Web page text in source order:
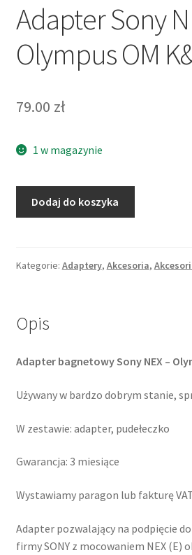
Adapter Sony
Olympus OM
79.00 zł
1 w magazynie
(E)
OM
K&F
Dodaj do koszyka
Kategorie: Adaptery, Akcesoria,
Opis
Adapter bagnetowy Sony NEX –
Używany w bardzo dobrym stanie,
W zestawie: adapter, pudełeczko
Gwarancja: 3 miesiące
Wystawiamy paragon lub fakturę
Adapter pozwalający na podpięcie
firmy SONY z mocowaniem NEX (E)